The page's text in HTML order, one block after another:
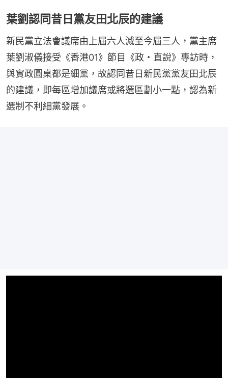
葉劉認同昔日黨友田北辰的建議
新民黨立法會議席由上屆六人減至今屆三人，黨主席
葉劉淑儀接受《香港01》節目《政・直說》專訪時，
與實政圓桌都是細黨，故認同昔日新民黨黨友田北辰
的建議，即每區增加議席或將選區劃小一點，認為新
選制不利細黨發展。